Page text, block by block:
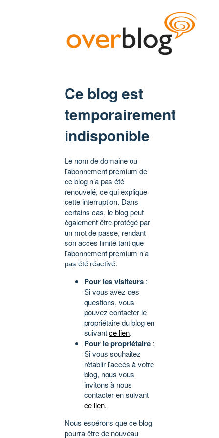
Ce blog est
temporairement
indisponible
Le nom de domaine ou
l’abonnement premium de
ce blog n’a pas été
renouvelé, ce qui explique
cette interruption. Dans
certains cas, le blog peut
également être protégé par
un mot de passe, rendant
son accès limité tant que
l’abonnement premium n’a
pas été réactivé.
Pour les visiteurs :
Si vous avez des
questions, vous
pouvez contacter le
propriétaire du blog en
suivantce lien.
Pour le propriétaire :
Si vous souhaitez
rétablir l’accès à votre
blog, nous vous
invitons à nous
contacter en suivant
ce lien.
Nous espérons que ce blog
pourra être de nouveau